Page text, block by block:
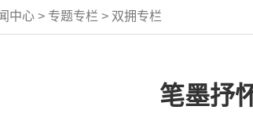
中心 > 专题专栏 > 双拥专栏
笔墨抒